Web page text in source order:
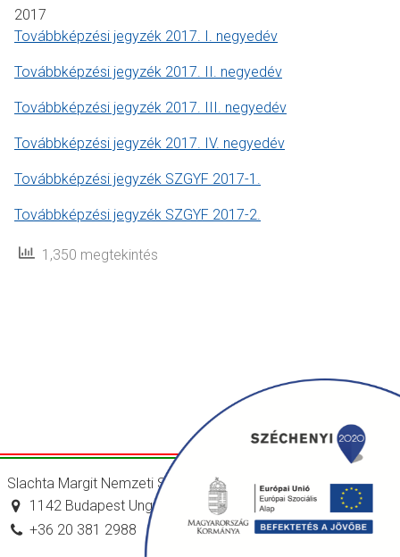
nyomja
meg
keresés
2017
Továbbképzési jegyzék 2017. I. negyedév
Továbbképzési jegyzék 2017. II. negyedév
Továbbképzési jegyzék 2017. III. negyedév
Továbbképzési jegyzék 2017. IV. negyedév
Továbbképzési jegyzék SZGYF 2017-1.
Továbbképzési jegyzék SZGYF 2017-2.
1,350 megtekintés
Slachta Margit Nemzeti Szociálpolitikai Intézet
1142 Budapest Ungvár utca 64-66.
+36 20 381 2988
titkarsag@nszi.gov.hu